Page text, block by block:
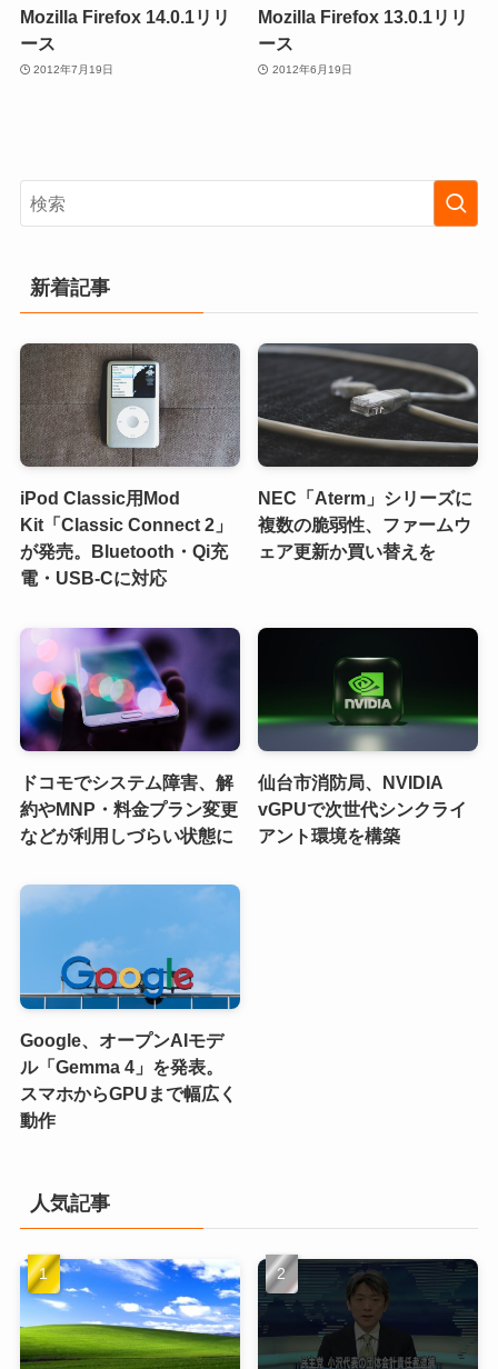
Mozilla Firefox 14.0.1リリ
ース
2012年7月19日
Mozilla Firefox 13.0.1リリ
ース
2012年6月19日
新着記事
iPod Classic用Mod
Kit「Classic Connect 2」
が発売。Bluetooth・Qi充
電・USB-Cに対応
NEC「Aterm」シリーズに
複数の脆弱性、ファームウ
ェア更新か買い替えを
ドコモでシステム障害、解
約やMNP・料金プラン変更
などが利用しづらい状態に
仙台市消防局、NVIDIA
vGPUで次世代シンクライ
アント環境を構築
Google、オープンAIモデ
ル「Gemma 4」を発表。
スマホからGPUまで幅広く
動作
人気記事